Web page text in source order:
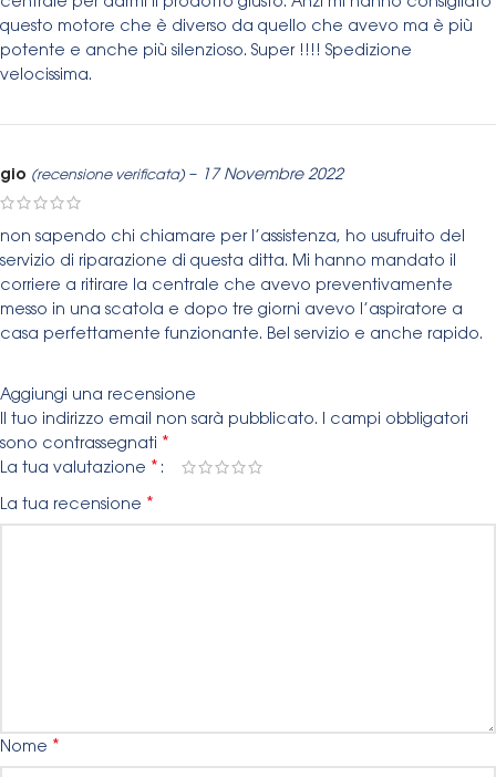
centrale per darmi il prodotto giusto. Anzi mi hanno consigliato
questo motore che è diverso da quello che avevo ma è più
potente e anche più silenzioso. Super !!!! Spedizione
velocissima.
gio (recensione verificata) – 17 Novembre 2022
non sapendo chi chiamare per l’assistenza, ho usufruito del
servizio di riparazione di questa ditta. Mi hanno mandato il
corriere a ritirare la centrale che avevo preventivamente
messo in una scatola e dopo tre giorni avevo l’aspiratore a
casa perfettamente funzionante. Bel servizio e anche rapido.
Aggiungi una recensione
Il tuo indirizzo email non sarà pubblicato. I campi obbligatori
sono contrassegnati *
La tua valutazione *
La tua recensione *
Nome *